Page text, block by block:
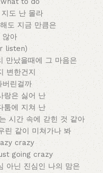
도 난 몰라
도 지금 만큼은
않아
listen)
만났을때에 그 마음은
변한건지
버린걸까
랑은 싫어 난
툼에 지쳐 난
시간 속에 갇힌 것 같아
린 같이 미쳐가나 봐
crazy
going crazy
아닌 진심인 나의 맘은